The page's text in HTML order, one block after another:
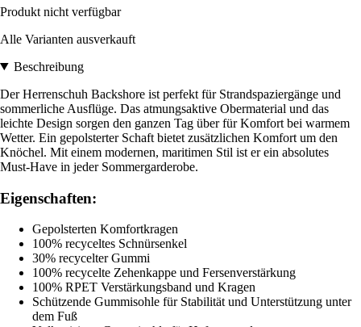
Produkt nicht verfügbar
Alle Varianten ausverkauft
Beschreibung
Der Herrenschuh Backshore ist perfekt für Strandspaziergänge und
sommerliche Ausflüge. Das atmungsaktive Obermaterial und das
leichte Design sorgen den ganzen Tag über für Komfort bei warmem
Wetter. Ein gepolsterter Schaft bietet zusätzlichen Komfort um den
Knöchel. Mit einem modernen, maritimen Stil ist er ein absolutes
Must-Have in jeder Sommergarderobe.
Eigenschaften:
Gepolsterten Komfortkragen
100% recyceltes Schnürsenkel
30% recycelter Gummi
100% recycelte Zehenkappe und Fersenverstärkung
100% RPET Verstärkungsband und Kragen
Schützende Gummisohle für Stabilität und Unterstützung unter
dem Fuß